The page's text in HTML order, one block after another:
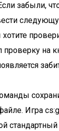
забыли,
проверку на
Игра